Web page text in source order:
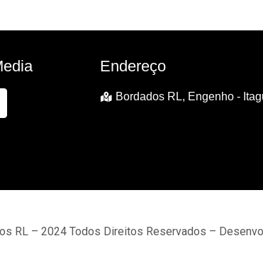
Endereço
Bordados RL, Engenho -
RL – 2024 Todos Direitos Reservados –